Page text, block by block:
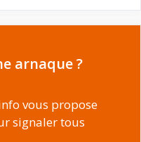
arnaque ?
vous propose
signaler tous